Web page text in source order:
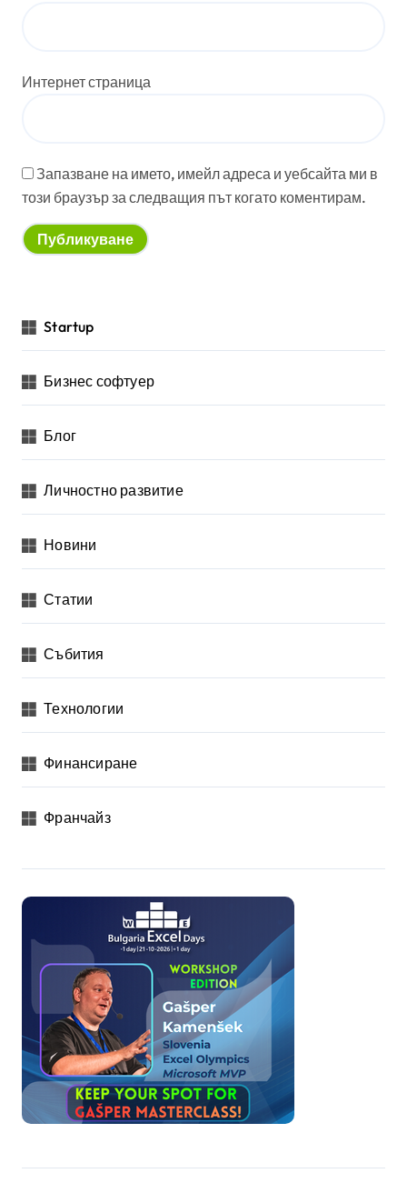
Интернет страница
Запазване на името, имейл адреса и уебсайта ми в
този браузър за следващия път когато коментирам.
Startup
Бизнес софтуер
Блог
Личностно развитие
Новини
Статии
Събития
Технологии
Финансиране
Франчайз